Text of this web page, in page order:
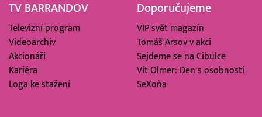
TV BARRANDOV
Televizní program
Videoarchiv
Akcionáři
Kariéra
Loga ke stažení
Doporučujeme
VIP svět magazín
Tomáš Arsov v akci
Sejdeme se na Cibulce
Vít Olmer: Den s osobností
SeXoňa